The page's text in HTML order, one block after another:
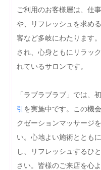
ご利用のお客様層は、仕
や、リフレッシュを求め
客など多岐にわたります
され、心身ともにリラッ
れているサロンです。
「ラブラブラブ」では、
引 を実施中です。この機
クゼーションマッサージ
い。心地よい施術ととも
し、リフレッシュするひ
さい。皆様のご来店を心